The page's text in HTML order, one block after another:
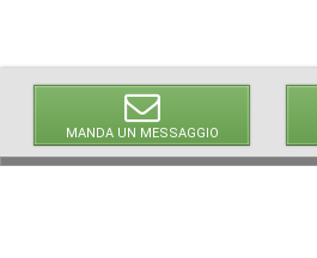
MANDA UN MESSAGGIO